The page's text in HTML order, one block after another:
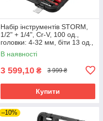
Набір інструментів STORM,
1/2" + 1/4", Cr-V, 100 од.,
головки: 4-32 мм, біти 13 од.,
подовж. головки: 9-13 мм,
ключі: 8-22 мм,
В наявності
3 599,10 ₴ 3 999 ₴
Купити
–10%